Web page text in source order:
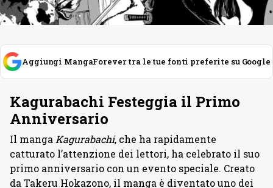
Aggiungi MangaForever tra le tue fonti preferite su Google
Kagurabachi Festeggia il Primo
Anniversario
Il mangaKagurabachi, che ha rapidamente
catturato l’attenzione dei lettori, ha celebrato il suo
primo anniversario con un evento speciale. Creato
da Takeru Hokazono, il manga è diventato uno dei